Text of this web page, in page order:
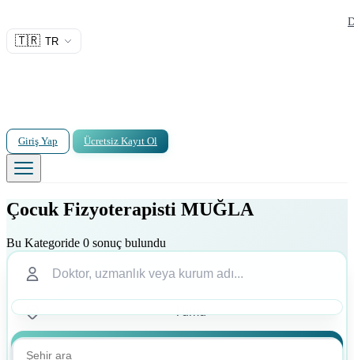
🇹🇷 TR
Giriş Yap Ücretsiz Kayıt Ol
Çocuk Fizyoterapisti MUĞLA
Bu Kategoride 0 sonuç bulundu